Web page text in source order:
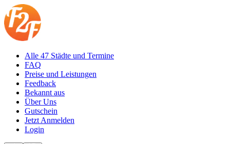
Alle 47 Städte und Termine
FAQ
Preise und Leistungen
Feedback
Bekannt aus
Über Uns
Gutschein
Jetzt Anmelden
Login